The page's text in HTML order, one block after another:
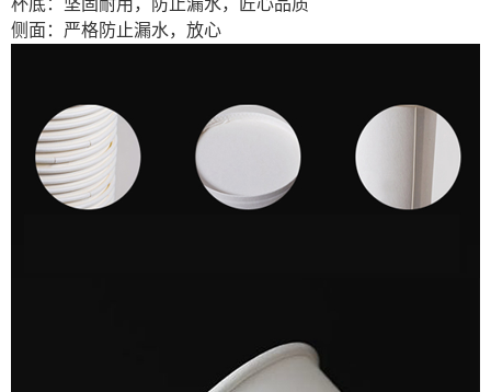
杯底：坚固耐用，防止漏水，匠心品质
侧面：严格防止漏水，放心